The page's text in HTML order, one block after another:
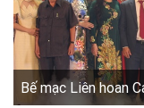
Bế mạc Liên hoan